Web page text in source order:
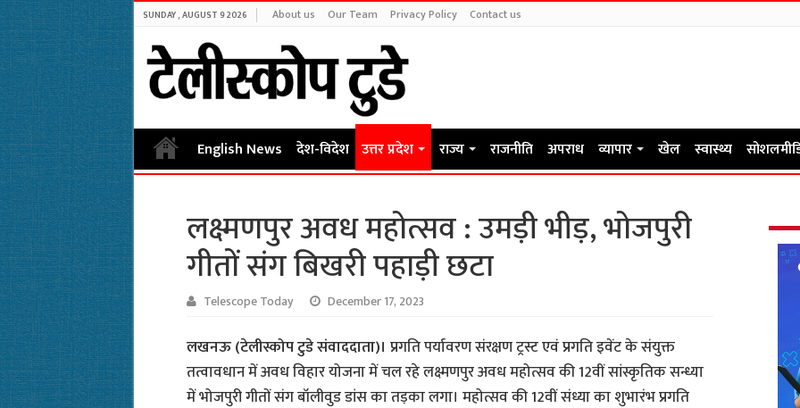
SUNDAY , AUGUST 9 2026 About us Our Team Privacy Policy Contact us
English News देश-विदेश उत्तर प्रदेश राज्य राजनीति अपराध व्यापार खेल स्वास्थ्य
लक्ष्मणपुर अवध महोत्सव : उमड़ी भीड़, भोजपुरी
गीतों संग बिखरी पहाड़ी छटा
Telescope Today December 17, 2023
लखनऊ (टेलीस्कोप टुडे संवाददाता)। प्रगति पर्यावरण संरक्षण ट्रस्ट एवं प्रगति इवेंट के संयुक्त
तत्वावधान में अवध विहार योजना में चल रहे लक्ष्मणपुर अवध महोत्सव की 12वीं सांस्कृतिक सन्ध्या
में भोजपुरी गीतों संग बॉलीवुड डांस का तड़का लगा। महोत्सव की 12वीं संध्या का शुभारंभ प्रगति